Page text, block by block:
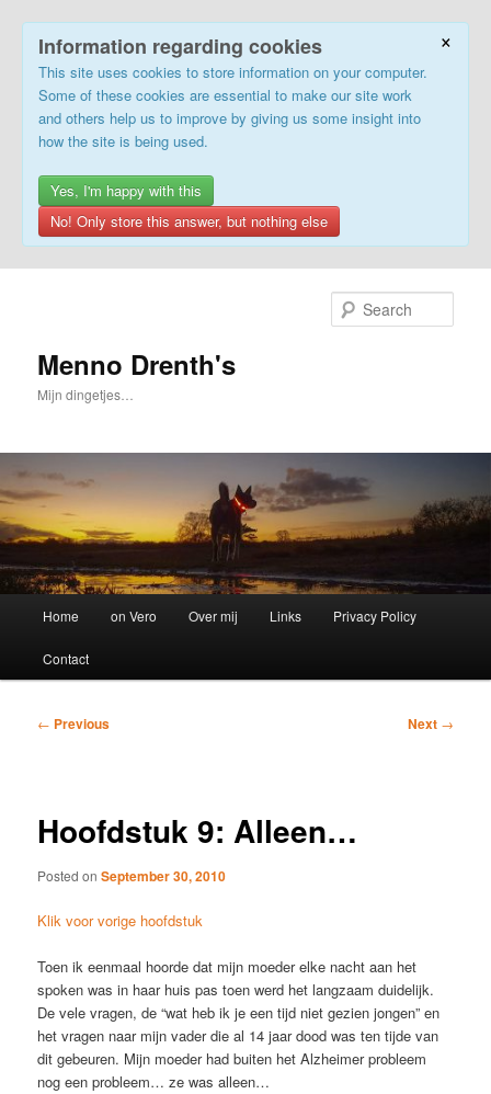
×
Information regarding cookies
This site uses cookies to store information on your computer.
Some of these cookies are essential to make our site work
and others help us to improve by giving us some insight into
how the site is being used.
Yes, I'm happy with this
No! Only store this answer, but nothing else
Menno Drenth's
Mijn dingetjes…
Home on Vero Over mij Links Privacy Policy
Contact
Post
← Previous Next →
Hoofdstuk 9: Alleen…
Posted onSeptember 30, 2010
Klik voor vorige hoofdstuk
Toen ik eenmaal hoorde dat mijn moeder elke nacht aan het
spoken was in haar huis pas toen werd het langzaam duidelijk.
De vele vragen, de “wat heb ik je een tijd niet gezien jongen” en
het vragen naar mijn vader die al 14 jaar dood was ten tijde van
dit gebeuren. Mijn moeder had buiten het Alzheimer probleem
nog een probleem… ze was alleen…